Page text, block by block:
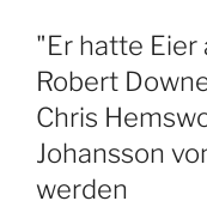
"Er hatte Eier
Robert
Chris
Johansson
werden